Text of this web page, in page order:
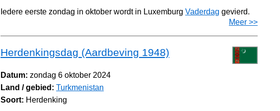
Iedere eerste zondag in oktober wordt in Luxemburg Vaderdag gevierd.
Meer >>
Herdenkingsdag (Aardbeving 1948)
Datum: zondag 6 oktober 2024
Land / gebied: Turkmenistan
Soort: Herdenking